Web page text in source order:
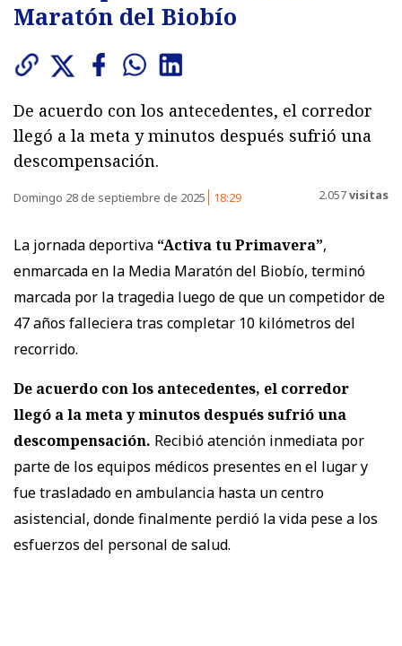
Maratón del Biobío
De acuerdo con los antecedentes, el corredor
llegó a la meta y minutos después sufrió una
descompensación.
Domingo 28 de septiembre de 2025 18:29 2.057visitas
La jornada deportiva “Activa tu Primavera”,
enmarcada en la Media Maratón del Biobío, terminó
marcada por la tragedia luego de que un competidor de
47 años falleciera tras completar 10 kilómetros del
recorrido.
De acuerdo con los antecedentes, el corredor
llegó a la meta y minutos después sufrió una
descompensación. Recibió atención inmediata por
parte de los equipos médicos presentes en el lugar y
fue trasladado en ambulancia hasta un centro
asistencial, donde finalmente perdió la vida pese a los
esfuerzos del personal de salud.